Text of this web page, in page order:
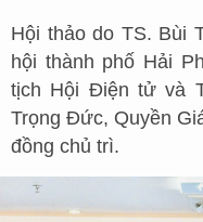
Hội thảo do TS. Bùi
hội thành phố Hải
tịch Hội Điện tử và
Trọng Đức, Quyền
đồng chủ trì.